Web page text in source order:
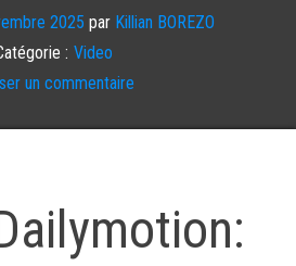
2025 par Killian BOREZO
: Video
un commentaire